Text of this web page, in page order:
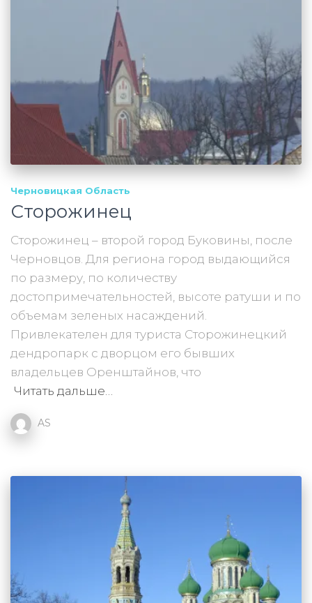
Черновицкая Область
Сторожинец
Сторожинец – второй город Буковины, после
Черновцов. Для региона город выдающийся
по размеру, по количеству
достопримечательностей, высоте ратуши и по
объемам зеленых насаждений.
Привлекателен для туриста Сторожинецкий
дендропарк с дворцом его бывших
владельцев Оренштайнов, что
Читать дальше…
AS